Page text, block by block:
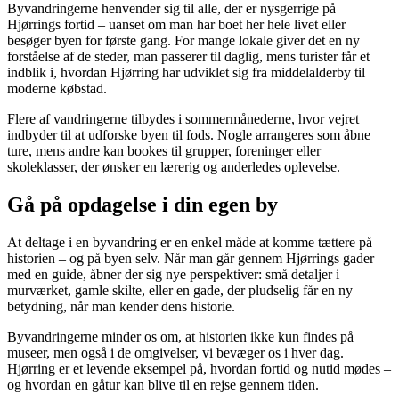
Byvandringerne henvender sig til alle, der er nysgerrige på
Hjørrings fortid – uanset om man har boet her hele livet eller
besøger byen for første gang. For mange lokale giver det en ny
forståelse af de steder, man passerer til daglig, mens turister får et
indblik i, hvordan Hjørring har udviklet sig fra middelalderby til
moderne købstad.
Flere af vandringerne tilbydes i sommermånederne, hvor vejret
indbyder til at udforske byen til fods. Nogle arrangeres som åbne
ture, mens andre kan bookes til grupper, foreninger eller
skoleklasser, der ønsker en lærerig og anderledes oplevelse.
Gå på opdagelse i din egen by
At deltage i en byvandring er en enkel måde at komme tættere på
historien – og på byen selv. Når man går gennem Hjørrings gader
med en guide, åbner der sig nye perspektiver: små detaljer i
murværket, gamle skilte, eller en gade, der pludselig får en ny
betydning, når man kender dens historie.
Byvandringerne minder os om, at historien ikke kun findes på
museer, men også i de omgivelser, vi bevæger os i hver dag.
Hjørring er et levende eksempel på, hvordan fortid og nutid mødes –
og hvordan en gåtur kan blive til en rejse gennem tiden.